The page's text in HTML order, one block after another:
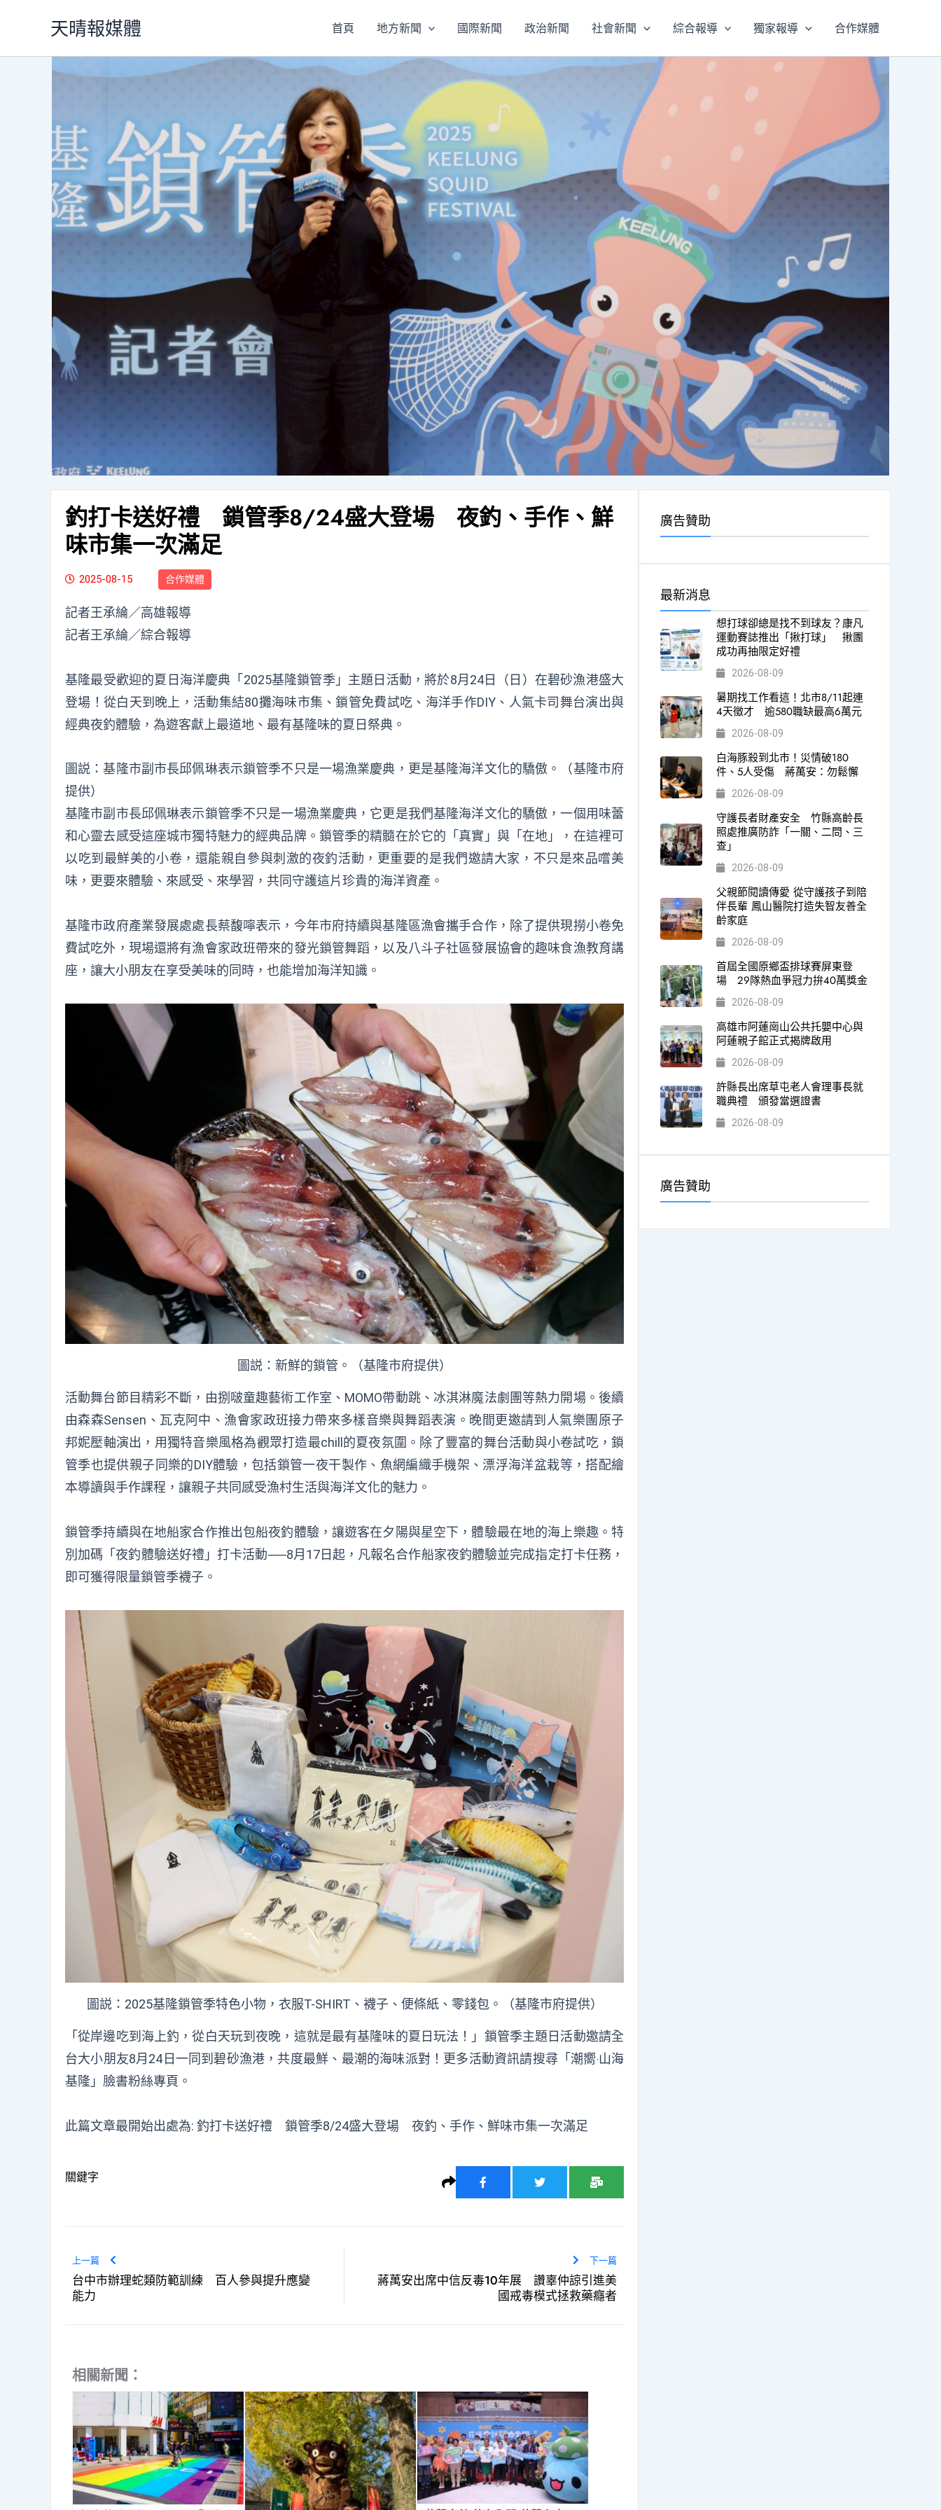
天晴報媒體 首頁 地方新聞 國際新聞 政治新聞 社會新聞 綜合報導 獨家報導 合作媒體
釣打卡送好禮 鎖管季8/24盛大登場 夜釣、手作、鮮
味市集一次滿足
2025-08-15 合作媒體
記者王承綸／高雄報導
記者王承綸／綜合報導
基隆最受歡迎的夏日海洋慶典「2025基隆鎖管季」主題日活動，將於8月24日（日）在碧砂漁港盛大
登場！從白天到晚上，活動集結80攤海味市集、鎖管免費試吃、海洋手作DIY、人氣卡司舞台演出與
經典夜釣體驗，為遊客獻上最道地、最有基隆味的夏日祭典。
圖説：基隆市副市長邱佩琳表示鎖管季不只是一場漁業慶典，更是基隆海洋文化的驕傲。（基隆市府
提供）
基隆市副市長邱佩琳表示鎖管季不只是一場漁業慶典，它更是我們基隆海洋文化的驕傲，一個用味蕾
和心靈去感受這座城市獨特魅力的經典品牌。鎖管季的精髓在於它的「真實」與「在地」，在這裡可
以吃到最鮮美的小卷，還能親自參與刺激的夜釣活動，更重要的是我們邀請大家，不只是來品嚐美
味，更要來體驗、來感受、來學習，共同守護這片珍貴的海洋資產。
基隆市政府產業發展處處長蔡馥嚀表示，今年市府持續與基隆區漁會攜手合作，除了提供現撈小卷免
費試吃外，現場還將有漁會家政班帶來的發光鎖管舞蹈，以及八斗子社區發展協會的趣味食漁教育講
座，讓大小朋友在享受美味的同時，也能增加海洋知識。
圖説：新鮮的鎖管。（基隆市府提供）
活動舞台節目精彩不斷，由捌啵童趣藝術工作室、MOMO帶動跳、冰淇淋魔法劇團等熱力開場。後續
由森森Sensen、瓦克阿中、漁會家政班接力帶來多樣音樂與舞蹈表演。晚間更邀請到人氣樂團原子
邦妮壓軸演出，用獨特音樂風格為觀眾打造最chill的夏夜氛圍。除了豐富的舞台活動與小卷試吃，鎖
管季也提供親子同樂的DIY體驗，包括鎖管一夜干製作、魚網編織手機架、漂浮海洋盆栽等，搭配繪
本導讀與手作課程，讓親子共同感受漁村生活與海洋文化的魅力。
鎖管季持續與在地船家合作推出包船夜釣體驗，讓遊客在夕陽與星空下，體驗最在地的海上樂趣。特
別加碼「夜釣體驗送好禮」打卡活動──8月17日起，凡報名合作船家夜釣體驗並完成指定打卡任務，
即可獲得限量鎖管季襪子。
圖説：2025基隆鎖管季特色小物，衣服T-SHIRT、襪子、便條紙、零錢包。（基隆市府提供）
「從岸邊吃到海上釣，從白天玩到夜晚，這就是最有基隆味的夏日玩法！」鎖管季主題日活動邀請全
台大小朋友8月24日一同到碧砂漁港，共度最鮮、最潮的海味派對！更多活動資訊請搜尋「潮嚮‧山海
基隆」臉書粉絲專頁。
此篇文章最開始出處為: 釣打卡送好禮 鎖管季8/24盛大登場 夜釣、手作、鮮味市集一次滿足
關鍵字
上一篇
台中市辦理蛇類防範訓練 百人參與提升應變
能力
下一篇
蔣萬安出席中信反毒10年展 讚辜仲諒引進美
國戒毒模式拯救藥癮者
相關新聞：
廣告贊助
最新消息
想打球卻總是找不到球友？康凡
運動賽誌推出「揪打球」 揪團
成功再抽限定好禮
2026-08-09
暑期找工作看這！北市8/11起連
4天徵才 逾580職缺最高6萬元
2026-08-09
白海豚殺到北市！災情破180
件、5人受傷 蔣萬安：勿鬆懈
2026-08-09
守護長者財產安全 竹縣高齡長
照處推廣防詐「一關、二問、三
查」
2026-08-09
父親節閱讀傳愛 從守護孩子到陪
伴長輩 鳳山醫院打造失智友善全
齡家庭
2026-08-09
首屆全國原鄉盃排球賽屏東登
場 29隊熱血爭冠力拚40萬獎金
2026-08-09
高雄市阿蓮崗山公共托嬰中心與
阿蓮親子館正式揭牌啟用
2026-08-09
許縣長出席草屯老人會理事長就
職典禮 頒發當選證書
2026-08-09
廣告贊助